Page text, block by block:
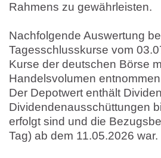
Rahmens zu gewährleisten.
Nachfolgende Auswertung
Tagesschlusskurse vom
Kurse der deutschen Börse
Handelsvolumen
Der Depotwert enthält
Dividendenausschüttungen
erfolgt sind und die
Tag) ab dem 11.05.2026 war.